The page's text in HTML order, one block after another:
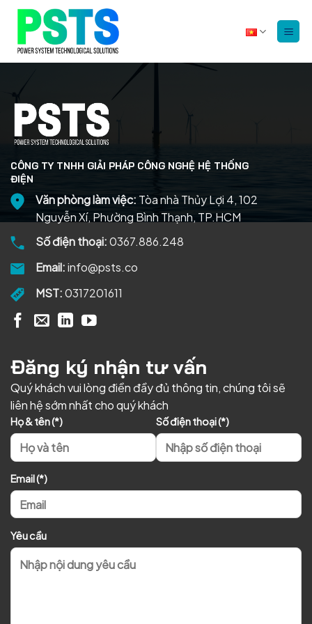
dung
CÔNG TY TNHH GIẢI PHÁP CÔNG NGHỆ HỆ THỐNG
ĐIỆN
Văn phòng làm việc: Tòa nhà Thủy Lợi 4, 102
Nguyễn Xí, Phường Bình Thạnh, TP.HCM
Số điện thoại:0367.886.248
Email:info@psts.co
MST:0317201611
Đăng ký nhận tư vấn
Quý khách vui lòng điền đầy đủ thông tin, chúng tôi sẽ
liên hệ sớm nhất cho quý khách
Họ & tên (*) Số điện thoại (*)
Email (*)
Yêu cầu